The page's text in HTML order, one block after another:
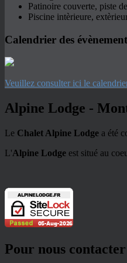
Patinoire couverte, piste
Piscine intèrieure,
Calendrier des
Veuillez consulter ici le
Alpine Lodge -
Le Chalet Alpine Lodge a été
L'Alpine Lodge est situé au
Pour nous contacter